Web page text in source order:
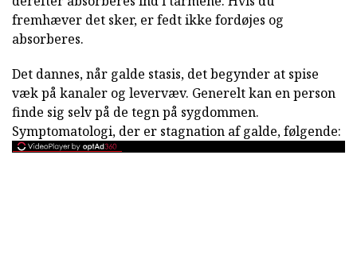
fremhæver det sker, er fedt ikke fordøjes og
absorberes.
Det dannes, når galde stasis, det begynder at spise
væk på kanaler og levervæv. Generelt kan en person
finde sig selv på de tegn på sygdommen.
Symptomatologi, der er stagnation af galde, følgende: